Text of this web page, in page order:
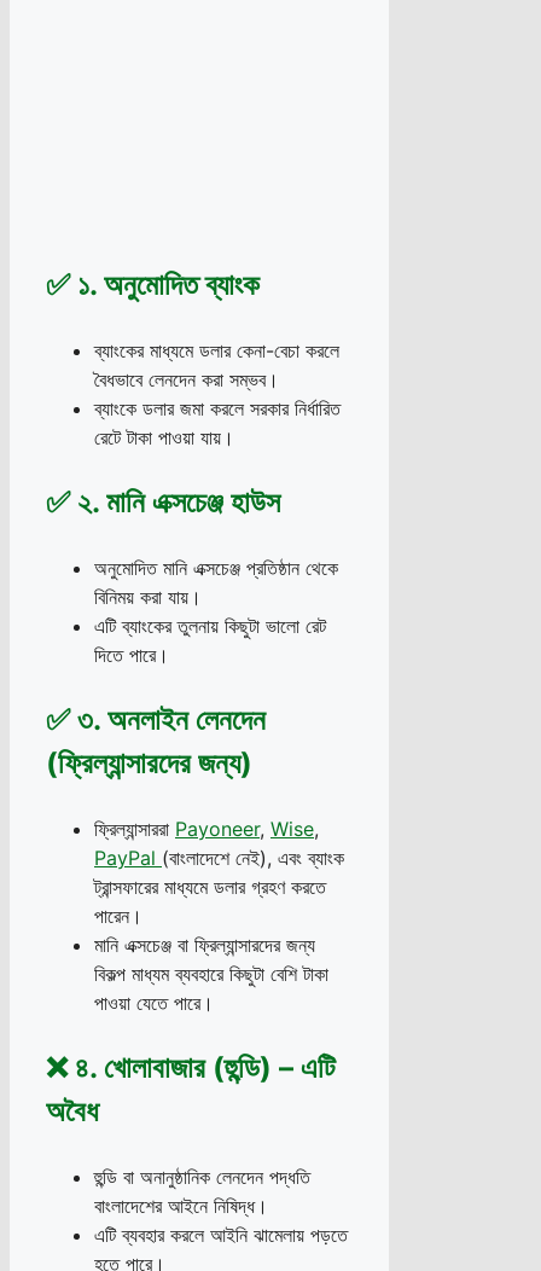
✅ ১. অনুমোদিত ব্যাংক
ব্যাংকের মাধ্যমে ডলার কেনা-বেচা করলে
বৈধভাবে লেনদেন করা সম্ভব।
ব্যাংকে ডলার জমা করলে সরকার নির্ধারিত
রেটে টাকা পাওয়া যায়।
✅ ২. মানি এক্সচেঞ্জ হাউস
অনুমোদিত মানি এক্সচেঞ্জ প্রতিষ্ঠান থেকে
বিনিময় করা যায়।
এটি ব্যাংকের তুলনায় কিছুটা ভালো রেট
দিতে পারে।
✅ ৩. অনলাইন লেনদেন
(ফ্রিল্যান্সারদের জন্য)
ফ্রিল্যান্সাররা Payoneer, Wise,
PayPal (বাংলাদেশে নেই), এবং ব্যাংক
ট্রান্সফারের মাধ্যমে ডলার গ্রহণ করতে
পারেন।
মানি এক্সচেঞ্জ বা ফ্রিল্যান্সারদের জন্য
বিকল্প মাধ্যম ব্যবহারে কিছুটা বেশি টাকা
পাওয়া যেতে পারে।
❌ ৪. খোলাবাজার (হুন্ডি) – এটি
অবৈধ
হুন্ডি বা অনানুষ্ঠানিক লেনদেন পদ্ধতি
বাংলাদেশের আইনে নিষিদ্ধ।
এটি ব্যবহার করলে আইনি ঝামেলায় পড়তে
হতে পারে।